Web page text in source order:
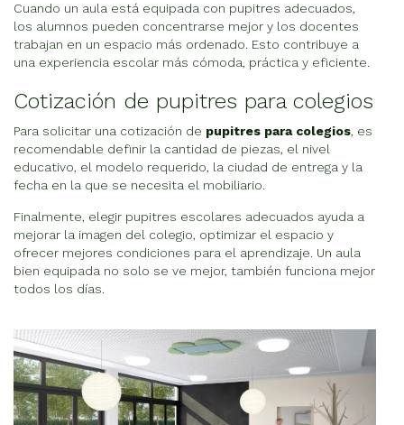
Cuando un aula está equipada con pupitres adecuados,
los alumnos pueden concentrarse mejor y los docentes
trabajan en un espacio más ordenado. Esto contribuye a
una experiencia escolar más cómoda, práctica y eficiente.
Cotización de pupitres para colegios
Para solicitar una cotización de pupitres para colegios, es
recomendable definir la cantidad de piezas, el nivel
educativo, el modelo requerido, la ciudad de entrega y la
fecha en la que se necesita el mobiliario.
Finalmente, elegir pupitres escolares adecuados ayuda a
mejorar la imagen del colegio, optimizar el espacio y
ofrecer mejores condiciones para el aprendizaje. Un aula
bien equipada no solo se ve mejor, también funciona mejor
todos los días.